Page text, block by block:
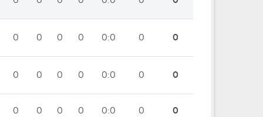
0 0 0 0 0:0 0 0
0 0 0 0 0:0 0 0
0 0 0 0 0:0 0 0